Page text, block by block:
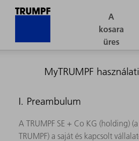
MyTRUMPF
I. Preambulum
A TRUMPF SE + Co KG (holding)
TRUMPF) a saját és kapcsolt